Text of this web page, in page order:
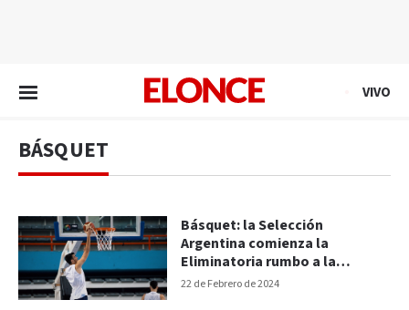
VIVO
BÁSQUET
22 de Febrero de 2024
Básquet: la Selección
Argentina comienza la
Eliminatoria rumbo a la
Americup